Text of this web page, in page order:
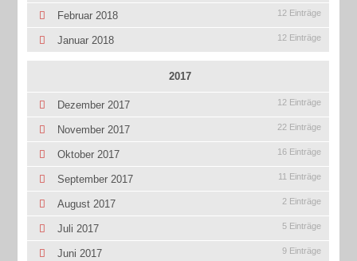
Februar 2018 12 Einträge
Januar 2018 12 Einträge
2017
Dezember 2017 12 Einträge
November 2017 22 Einträge
Oktober 2017 16 Einträge
September 2017 11 Einträge
August 2017 2 Einträge
Juli 2017 5 Einträge
Juni 2017 9 Einträge